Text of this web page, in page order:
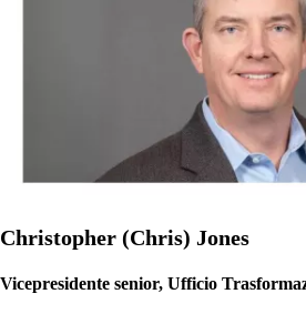
Christopher (Chris) Jones
Vicepresidente senior, Ufficio